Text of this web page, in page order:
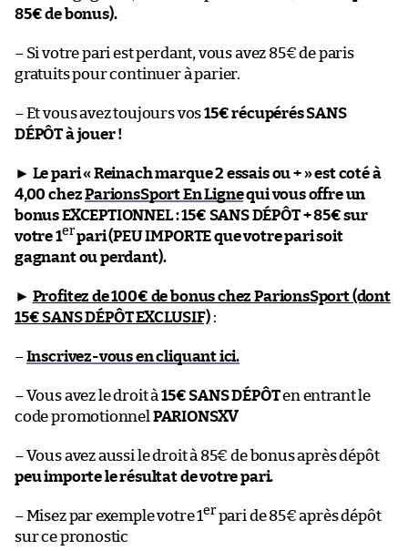
85€ de bonus).
– Si votre pari est perdant, vous avez 85€ de paris
gratuits pour continuer à parier.
– Et vous avez toujours vos15€ récupérés SANS
DÉPÔT à jouer !
► Le pari « Reinach marque 2 essais ou + » est coté à
4,00 chezParionsSport En Lignequi vous offre un
bonus EXCEPTIONNEL : 15€ SANS DÉPÔT + 85€ sur
votre 1erpari (PEU IMPORTE que votre pari soit
gagnant ou perdant).
► Profitez de 100€ de bonus chez ParionsSport (dont
15€ SANS DÉPÔT EXCLUSIF):
–Inscrivez-vous en cliquant ici.
– Vous avez le droit à 15€ SANS DÉPÔTen entrant le
code promotionnel PARIONSXV
– Vous avez aussi le droit à 85€ de bonus après dépôt
peu importe le résultat de votre pari.
– Misez par exemple votre 1er pari de 85€ après dépôt
sur ce pronostic